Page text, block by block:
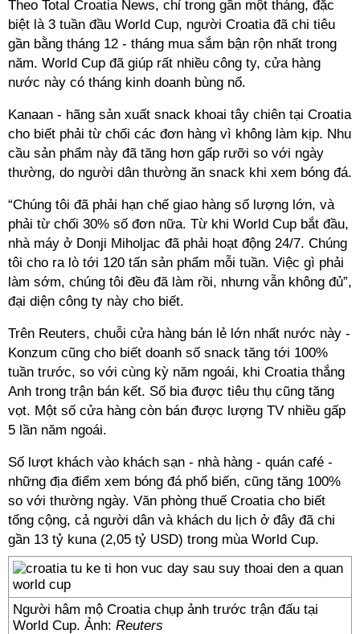
Theo Total Croatia News, chỉ trong gần một tháng, đặc
biệt là 3 tuần đầu World Cup, người Croatia đã chi tiêu
gần bằng tháng 12 - tháng mua sắm bận rộn nhất trong
năm. World Cup đã giúp rất nhiều công ty, cửa hàng
nước này có tháng kinh doanh bùng nổ.
Kanaan - hãng sản xuất snack khoai tây chiên tại Croatia
cho biết phải từ chối các đơn hàng vì không làm kịp. Nhu
cầu sản phẩm này đã tăng hơn gấp rưỡi so với ngày
thường, do người dân thường ăn snack khi xem bóng đá.
“Chúng tôi đã phải hạn chế giao hàng số lượng lớn, và
phải từ chối 30% số đơn nữa. Từ khi World Cup bắt đầu,
nhà máy ở Donji Miholjac đã phải hoạt động 24/7. Chúng
tôi cho ra lò tới 120 tấn sản phẩm mỗi tuần. Việc gì phải
làm sớm, chúng tôi đều đã làm rồi, nhưng vẫn không đủ”,
đại diện công ty này cho biết.
Trên Reuters, chuỗi cửa hàng bán lẻ lớn nhất nước này -
Konzum cũng cho biết doanh số snack tăng tới 100%
tuần trước, so với cùng kỳ năm ngoái, khi Croatia thắng
Anh trong trận bán kết. Số bia được tiêu thụ cũng tăng
vọt. Một số cửa hàng còn bán được lượng TV nhiều gấp
5 lần năm ngoái.
Số lượt khách vào khách sạn - nhà hàng - quán café -
những địa điểm xem bóng đá phổ biến, cũng tăng 100%
so với thường ngày. Văn phòng thuế Croatia cho biết
tổng cộng, cả người dân và khách du lịch ở đây đã chi
gần 13 tỷ kuna (2,05 tỷ USD) trong mùa World Cup.
Người hâm mộ Croatia chụp ảnh trước trận đấu tại
World Cup. Ảnh: Reuters